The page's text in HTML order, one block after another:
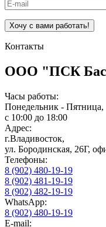
Контакты
ООО "ПСК
Часы работы:
Понедельник - Пятница,
с 10:00 до 18:00
Адрес:
г.Владивосток,
ул. Бородинская, 26Г,
Телефоны:
8 (902) 480-19-19
8 (902) 481-19-19
8 (902) 482-19-19
WhatsApp:
8 (902) 480-19-19
E-mail: